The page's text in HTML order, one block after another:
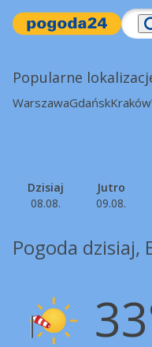
Popularne
WarszawaGdańskKraków
Dzisiaj
08.08.
Jutro
09.08.
Pogoda dzisiaj,